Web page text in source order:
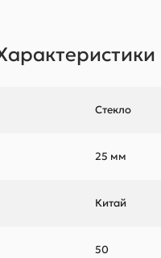
Стекло
25 мм
Китай
50